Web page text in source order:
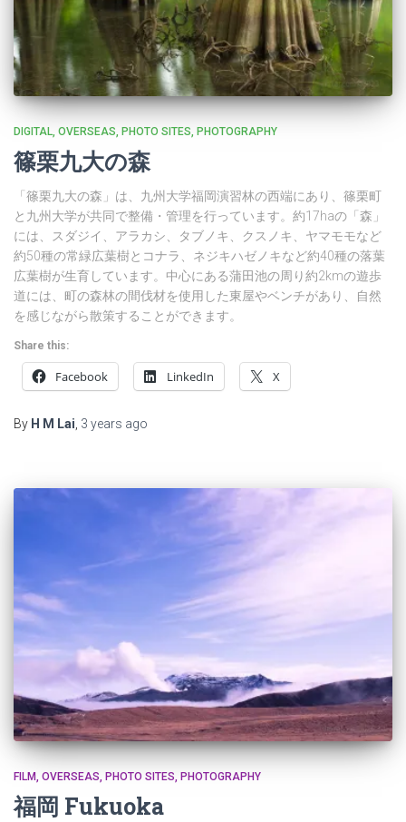
DIGITAL OVERSEAS PHOTO SITES PHOTOGRAPHY
篠栗九大の森
「篠栗九大の森」は、九州大学福岡演習林の西端にあり、篠栗町
と九州大学が共同で整備・管理を行っています。約17haの「森」
には、スダジイ、アラカシ、タブノキ、クスノキ、ヤマモモなど
約50種の常緑広葉樹とコナラ、ネジキハゼノキなど約40種の落葉
広葉樹が生育しています。中心にある蒲田池の周り約2kmの遊歩
道には、町の森林の間伐材を使用した東屋やベンチがあり、自然
を感じながら散策することができます。
Share this:
Facebook LinkedIn X
By H M Lai 3 years ago
FILM OVERSEAS PHOTO SITES PHOTOGRAPHY
福岡 Fukuoka